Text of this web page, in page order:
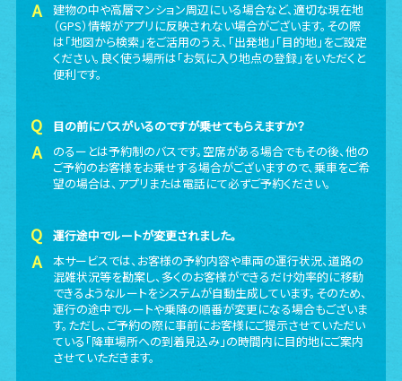
建物の中や高層マンション周辺にいる場合など、適切な現在地
（GPS）情報がアプリに反映されない場合がございます。その際
は「地図から検索」をご活用のうえ、「出発地」「目的地」をご設定
ください。良く使う場所は「お気に入り地点の登録」をいただくと
便利です。
目の前にバスがいるのですが乗せてもらえますか？
のるーとは予約制のバスです。空席がある場合でもその後、他の
ご予約のお客様をお乗せする場合がございますので、乗車をご希
望の場合は、アプリまたは電話にて必ずご予約ください。
運行途中でルートが変更されました。
本サービスでは、お客様の予約内容や車両の運行状況、道路の
混雑状況等を勘案し、多くのお客様ができるだけ効率的に移動
できるようなルートをシステムが自動生成しています。そのため、
運行の途中でルートや乗降の順番が変更になる場合もございま
す。ただし、ご予約の際に事前にお客様にご提示させていただい
ている「降車場所への到着見込み」の時間内に目的地にご案内
させていただきます。